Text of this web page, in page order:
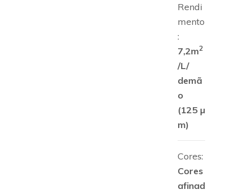
Rendi
mento
:
7,2m2
/L/
demã
o
(125 µ
m)
Cores:
Cores
afinad